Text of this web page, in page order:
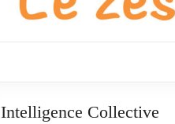
Partner's
Intelligence Collective